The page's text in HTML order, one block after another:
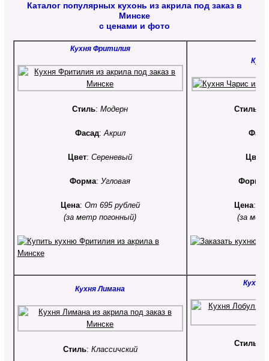
Каталог популярных кухонь из акрила под заказ в
Минске
с ценами и фото
Кухня Фритилия
Стиль:Модерн
Фасад:Акрил
Цвет:Сереневый
Форма:Угловая
Цена: От 695 рублей
(за метр погонный)
Стиль
Цвет
Форма
Цена:
(за
Кухня Лимана
Стиль: Классичский
Кухня
Стиль